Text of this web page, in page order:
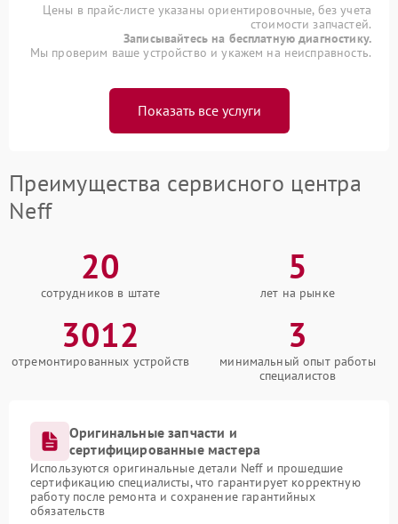
Цены в прайс-листе указаны ориентировочные, без учета
стоимости запчастей.
Записывайтесь на бесплатную диагностику.
Мы проверим ваше устройство и укажем на неисправность.
Показать все услуги
Преимущества сервисного центра
Neff
20
сотрудников в штате
5
лет на рынке
3012
отремонтированных устройств
3
минимальный опыт работы
специалистов
Оригинальные запчасти и
сертифицированные мастера
Используются оригинальные детали Neff и прошедшие
сертификацию специалисты, что гарантирует корректную
работу после ремонта и сохранение гарантийных
обязательств